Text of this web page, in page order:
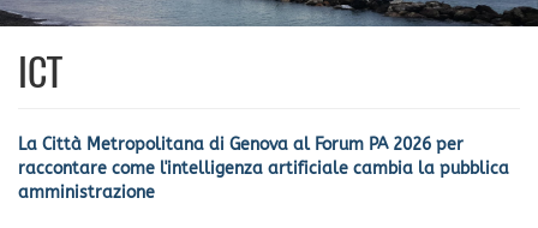
ICT
La Città Metropolitana di Genova al Forum PA 2026 per
raccontare come l'intelligenza artificiale cambia la pubblica
amministrazione